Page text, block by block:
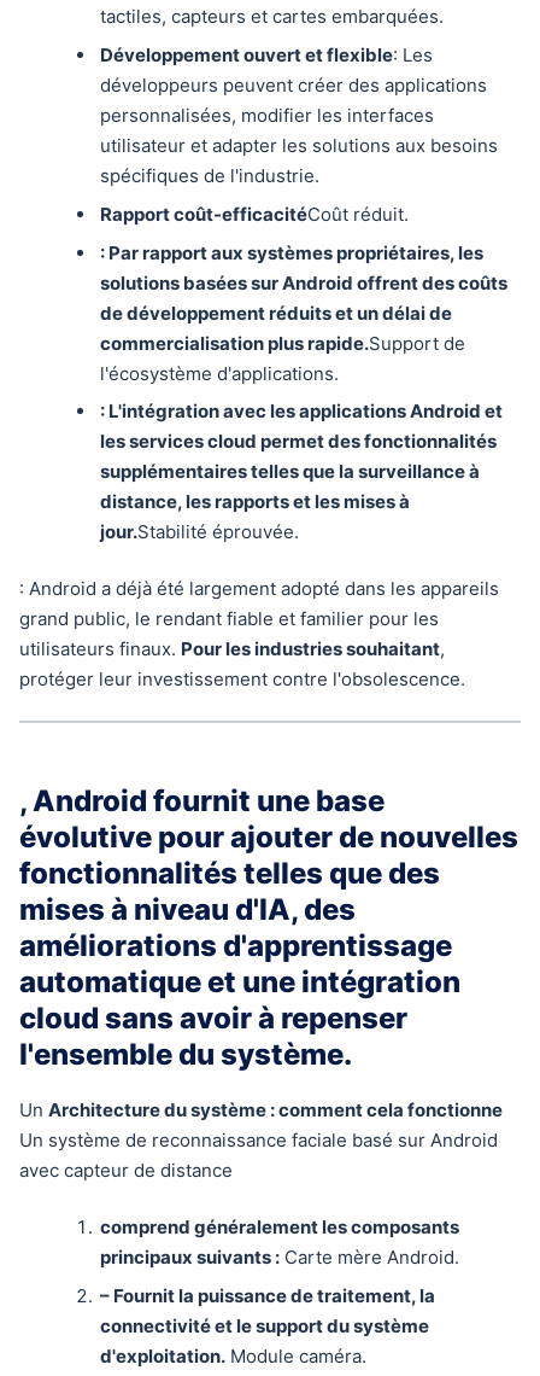
tactiles, capteurs et cartes embarquées.
Développement ouvert et flexible: Les
développeurs peuvent créer des applications
personnalisées, modifier les interfaces
utilisateur et adapter les solutions aux besoins
spécifiques de l'industrie.
Rapport coût-efficacitéCoût réduit.
: Par rapport aux systèmes propriétaires, les
solutions basées sur Android offrent des coûts
de développement réduits et un délai de
commercialisation plus rapide.Support de
l'écosystème d'applications.
: L'intégration avec les applications Android et
les services cloud permet des fonctionnalités
supplémentaires telles que la surveillance à
distance, les rapports et les mises à
jour.Stabilité éprouvée.
: Android a déjà été largement adopté dans les appareils
grand public, le rendant fiable et familier pour les
utilisateurs finaux. Pour les industries souhaitant,
protéger leur investissement contre l'obsolescence.
, Android fournit une base
évolutive pour ajouter de nouvelles
fonctionnalités telles que des
mises à niveau d'IA, des
améliorations d'apprentissage
automatique et une intégration
cloud sans avoir à repenser
l'ensemble du système.
Un Architecture du système : comment cela fonctionne
Un système de reconnaissance faciale basé sur Android
avec capteur de distance
comprend généralement les composants
principaux suivants : Carte mère Android.
– Fournit la puissance de traitement, la
connectivité et le support du système
d'exploitation. Module caméra.